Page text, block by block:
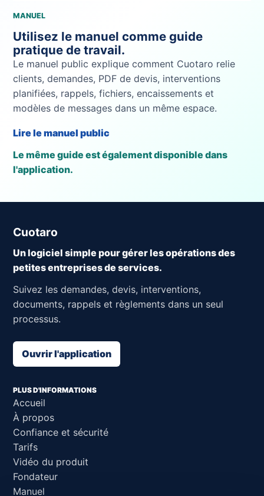
MANUEL
Utilisez le manuel comme guide
pratique de travail.
Le manuel public explique comment Cuotaro relie
clients, demandes, PDF de devis, interventions
planifiées, rappels, fichiers, encaissements et
modèles de messages dans un même espace.
Lire le manuel public
Le même guide est également disponible dans
l'application.
Cuotaro
Un logiciel simple pour gérer les opérations des
petites entreprises de services.
Suivez les demandes, devis, interventions,
documents, rappels et règlements dans un seul
processus.
Ouvrir l'application
PLUS D'INFORMATIONS
Accueil
À propos
Confiance et sécurité
Tarifs
Vidéo du produit
Fondateur
Manuel